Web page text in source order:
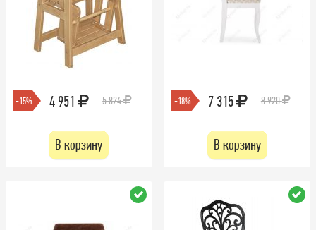
-15% 4 951 5 824
В корзину
-18% 7 315 8 920
В корзину